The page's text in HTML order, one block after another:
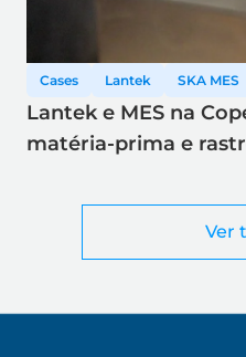
Ver
Cases Lantek SKA MES
Lantek e MES na
matéria-prima e